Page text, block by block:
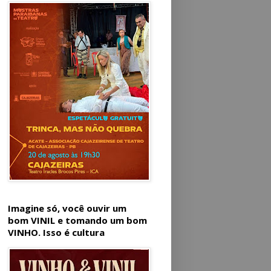
Imagine só, você ouvir um
bom VINIL e tomando um bom
VINHO. Isso é cultura